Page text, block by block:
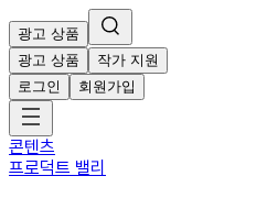
광고 상품
광고 상품
작가 지원
로그인
회원가입
콘텐츠
프로덕트 밸리